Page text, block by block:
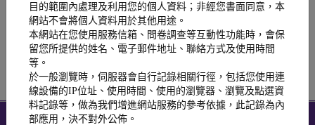
目的範圍內處理及利用您的個人資料；非經您書面同意，本
網站不會將個人資料用於其他用途。
本網站在您使用服務信箱、問卷調查等互動性功能時，會保
留您所提供的姓名、電子郵件地址、聯絡方式及使用時間
等。
於一般瀏覽時，伺服器會自行記錄相關行徑，包括您使用連
線設備的IP位址、使用時間、使用的瀏覽器、瀏覽及點選資
料記錄等，做為我們增進網站服務的參考依據，此記錄為內
部應用，決不對外公佈。